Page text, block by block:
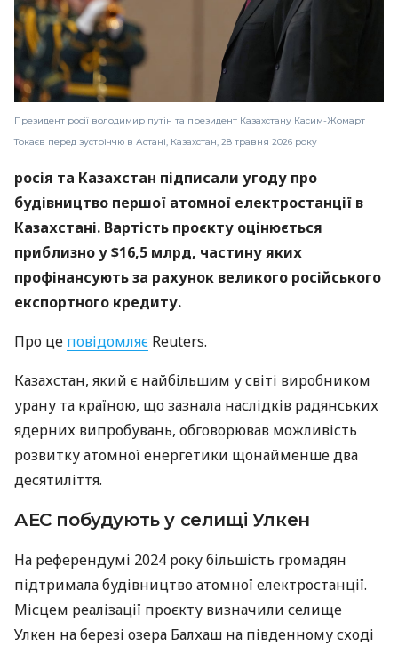
Президент росії володимир путін та президент Казахстану Касим-Жомарт
Токаєв перед зустріччю в Астані, Казахстан, 28 травня 2026 року
росія та Казахстан підписали угоду про
будівництво першої атомної електростанції в
Казахстані. Вартість проєкту оцінюється
приблизно у $16,5 млрд, частину яких
профінансують за рахунок великого російського
експортного кредиту.
Про це повідомляє Reuters.
Казахстан, який є найбільшим у світі виробником
урану та країною, що зазнала наслідків радянських
ядерних випробувань, обговорював можливість
розвитку атомної енергетики щонайменше два
десятиліття.
АЕС побудують у селищі Улкен
На референдумі 2024 року більшість громадян
підтримала будівництво атомної електростанції.
Місцем реалізації проєкту визначили селище
Улкен на березі озера Балхаш на південному сході